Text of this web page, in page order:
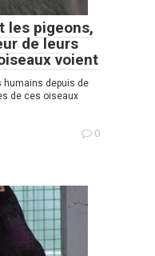
les pigeons,
de leurs
voient
humains depuis de
de ces oiseaux
0